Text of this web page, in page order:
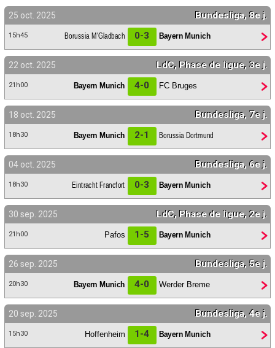
25 oct. 2025 Bundesliga, 8e j.
15h45 Borussia M'Gladbach 0-3 Bayern Munich
22 oct. 2025 LdC, Phase de ligue, 3e j.
21h00 Bayern Munich 4-0 FC Bruges
18 oct. 2025 Bundesliga, 7e j.
18h30 Bayern Munich 2-1 Borussia Dortmund
04 oct. 2025 Bundesliga, 6e j.
18h30 Eintracht Francfort 0-3 Bayern Munich
30 sep. 2025 LdC, Phase de ligue, 2e j.
21h00 Pafos 1-5 Bayern Munich
26 sep. 2025 Bundesliga, 5e j.
20h30 Bayern Munich 4-0 Werder Breme
20 sep. 2025 Bundesliga, 4e j.
15h30 Hoffenheim 1-4 Bayern Munich